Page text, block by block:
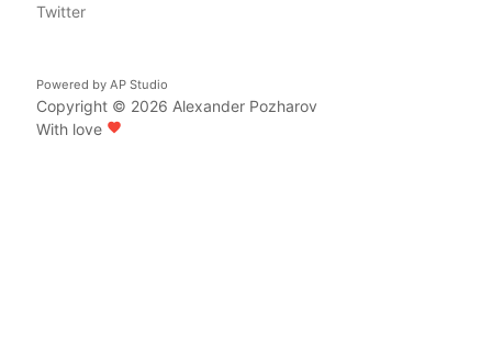
Twitter
Powered by AP Studio
Copyright © 2026 Alexander Pozharov
With love favorite